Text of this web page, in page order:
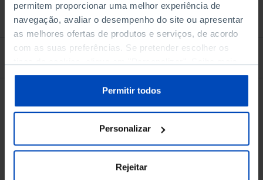
permitem proporcionar uma melhor experiência de
navegação, avaliar o desempenho do site ou apresentar
as melhores ofertas de produtos e serviços, de acordo
com as suas preferências. Se pretender escolher os
sobre cookies através da gestão de preferências ou da
Política de Cookies.
Permitir todos
Personalizar
Rejeitar
See all